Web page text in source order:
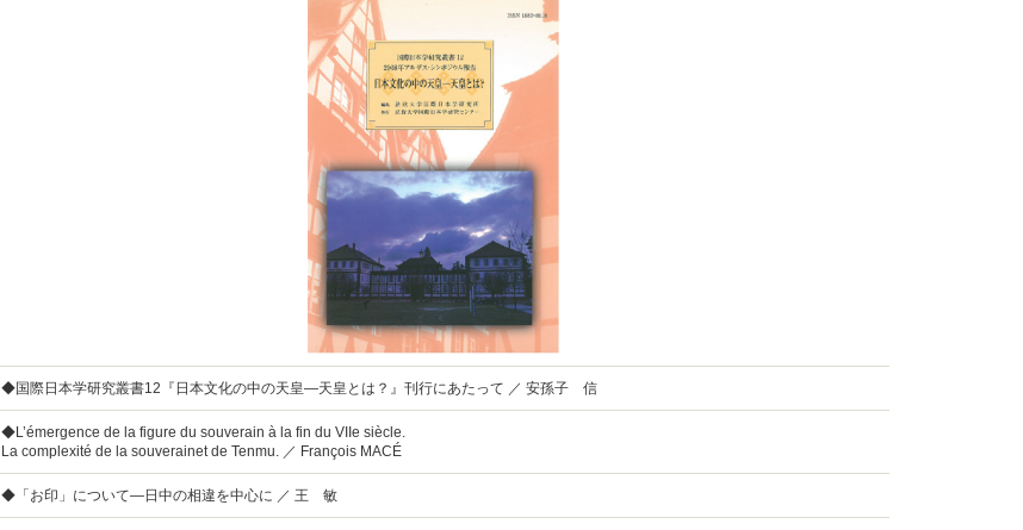
◆国際日本学研究叢書12『日本文化の中の天皇―天皇とは？』刊行にあたって ／ 安孫子 信
◆L’émergence de la figure du souverain à la fin du VIIe siècle.
La complexité de la souverainet de Tenmu. ／ François MACÉ
◆「お印」について―日中の相違を中心に ／ 王 敏